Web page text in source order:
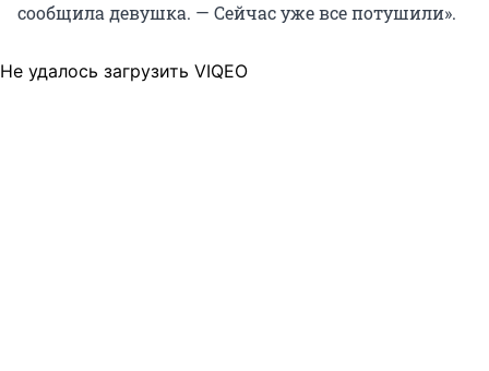
сообщила девушка. — Сейчас уже все потушили».
Не удалось загрузить VIQEO